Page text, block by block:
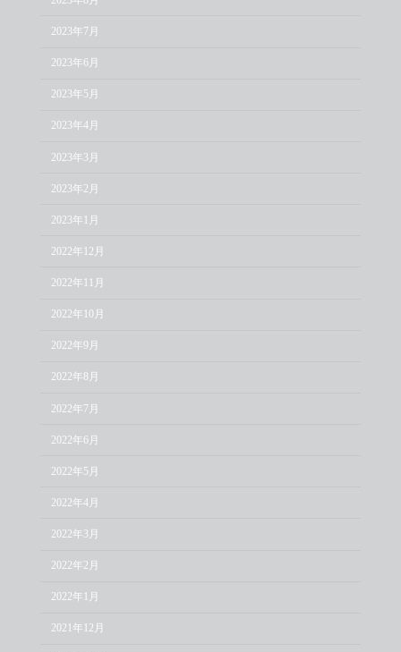
2023年7月
2023年6月
2023年5月
2023年4月
2023年3月
2023年2月
2023年1月
2022年12月
2022年11月
2022年10月
2022年9月
2022年8月
2022年7月
2022年6月
2022年5月
2022年4月
2022年3月
2022年2月
2022年1月
2021年12月